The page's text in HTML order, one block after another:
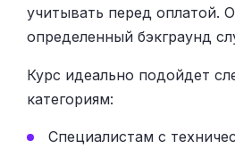
учитывать перед оплатой.
определенный бэкграунд
Курс идеально подойдет
категориям:
Специалистам с